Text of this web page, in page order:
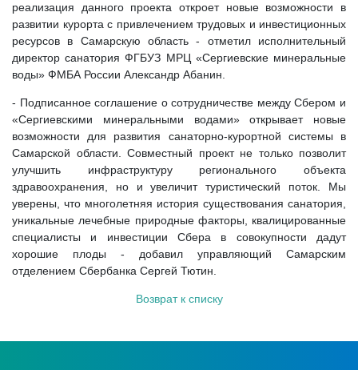
реализация данного проекта откроет новые возможности в
развитии курорта с привлечением трудовых и инвестиционных
ресурсов в Самарскую область - отметил исполнительный
директор санатория ФГБУЗ МРЦ «Сергиевские минеральные
воды» ФМБА России Александр Абанин.
- Подписанное соглашение о сотрудничестве между Сбером и
«Сергиевскими минеральными водами» открывает новые
возможности для развития санаторно-курортной системы в
Самарской области. Совместный проект не только позволит
улучшить инфраструктуру регионального объекта
здравоохранения, но и увеличит туристический поток. Мы
уверены, что многолетняя история существования санатория,
уникальные лечебные природные факторы, квалицированные
специалисты и инвестиции Сбера в совокупности дадут
хорошие плоды - добавил управляющий Самарским
отделением Сбербанка Сергей Тютин.
Возврат к списку